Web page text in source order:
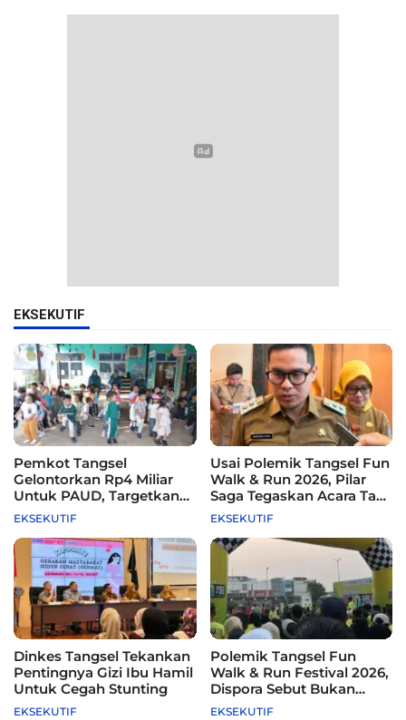
EKSEKUTIF
Pemkot Tangsel
Gelontorkan Rp4 Miliar
Untuk PAUD, Targetkan
115 Sekolah
EKSEKUTIF
Usai Polemik Tangsel Fun
Walk & Run 2026, Pilar
Saga Tegaskan Acara Tak
Difasilitasi Pemkot
EKSEKUTIF
Dinkes Tangsel Tekankan
Pentingnya Gizi Ibu Hamil
Untuk Cegah Stunting
EKSEKUTIF
Polemik Tangsel Fun
Walk & Run Festival 2026,
Dispora Sebut Bukan
Agenda Pemkot
EKSEKUTIF